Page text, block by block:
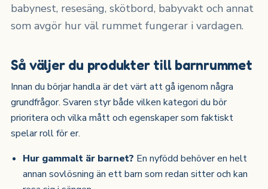
babynest, resesäng, skötbord, babyvakt och annat
som avgör hur väl rummet fungerar i vardagen.
Så väljer du produkter till barnrummet
Innan du börjar handla är det värt att gå igenom några
grundfrågor. Svaren styr både vilken kategori du bör
prioritera och vilka mått och egenskaper som faktiskt
spelar roll för er.
Hur gammalt är barnet? En nyfödd behöver en helt
annan sovlösning än ett barn som redan sitter och kan